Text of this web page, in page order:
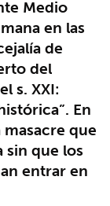
Medio
en las
de
del
s. XXI:
En
que
sin que los
entrar en